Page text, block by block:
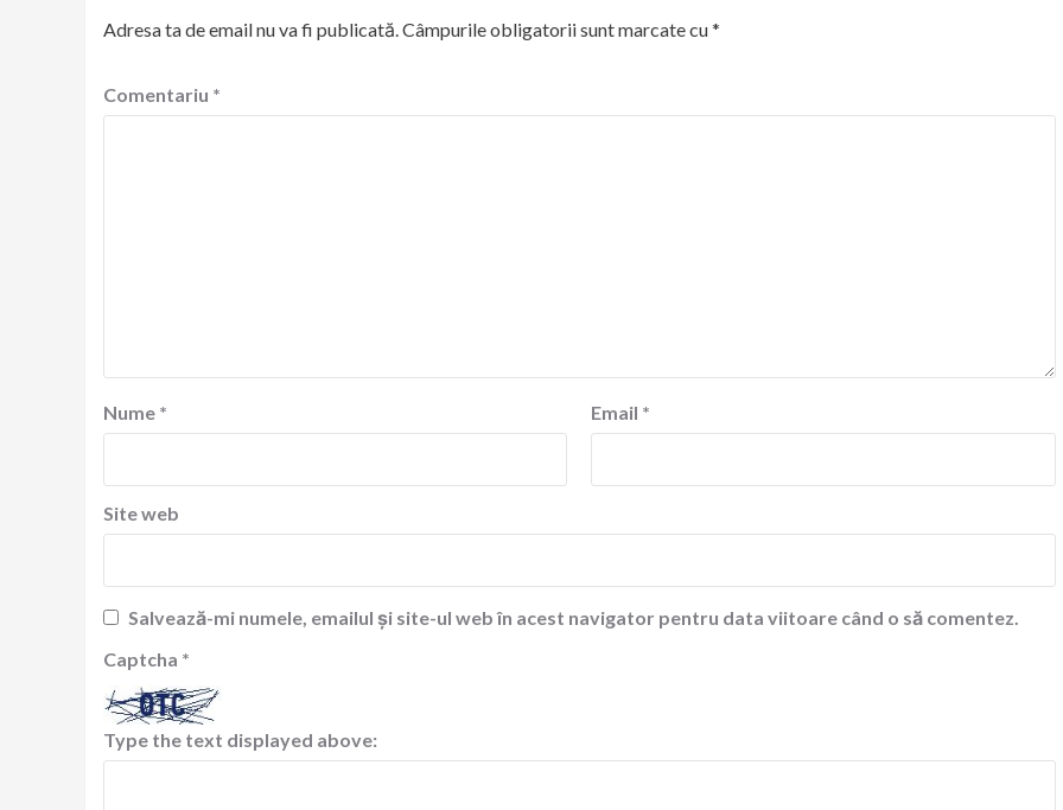
Adresa ta de email nu va fi publicată.Câmpurile obligatorii sunt marcate cu*
Comentariu *
Nume * Email *
Site web
Salvează-mi numele, emailul și site-ul web în acest navigator pentru data viitoare când o să comentez.
Captcha *
Type the text displayed above: